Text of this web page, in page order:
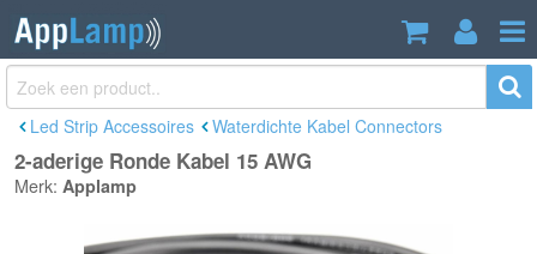
2-aderige Ronde Kabel 15 AWG
€2,98
Led Strip Accessoires Waterdichte Kabel Connectors
2-aderige Ronde Kabel 15 AWG
Merk: Applamp